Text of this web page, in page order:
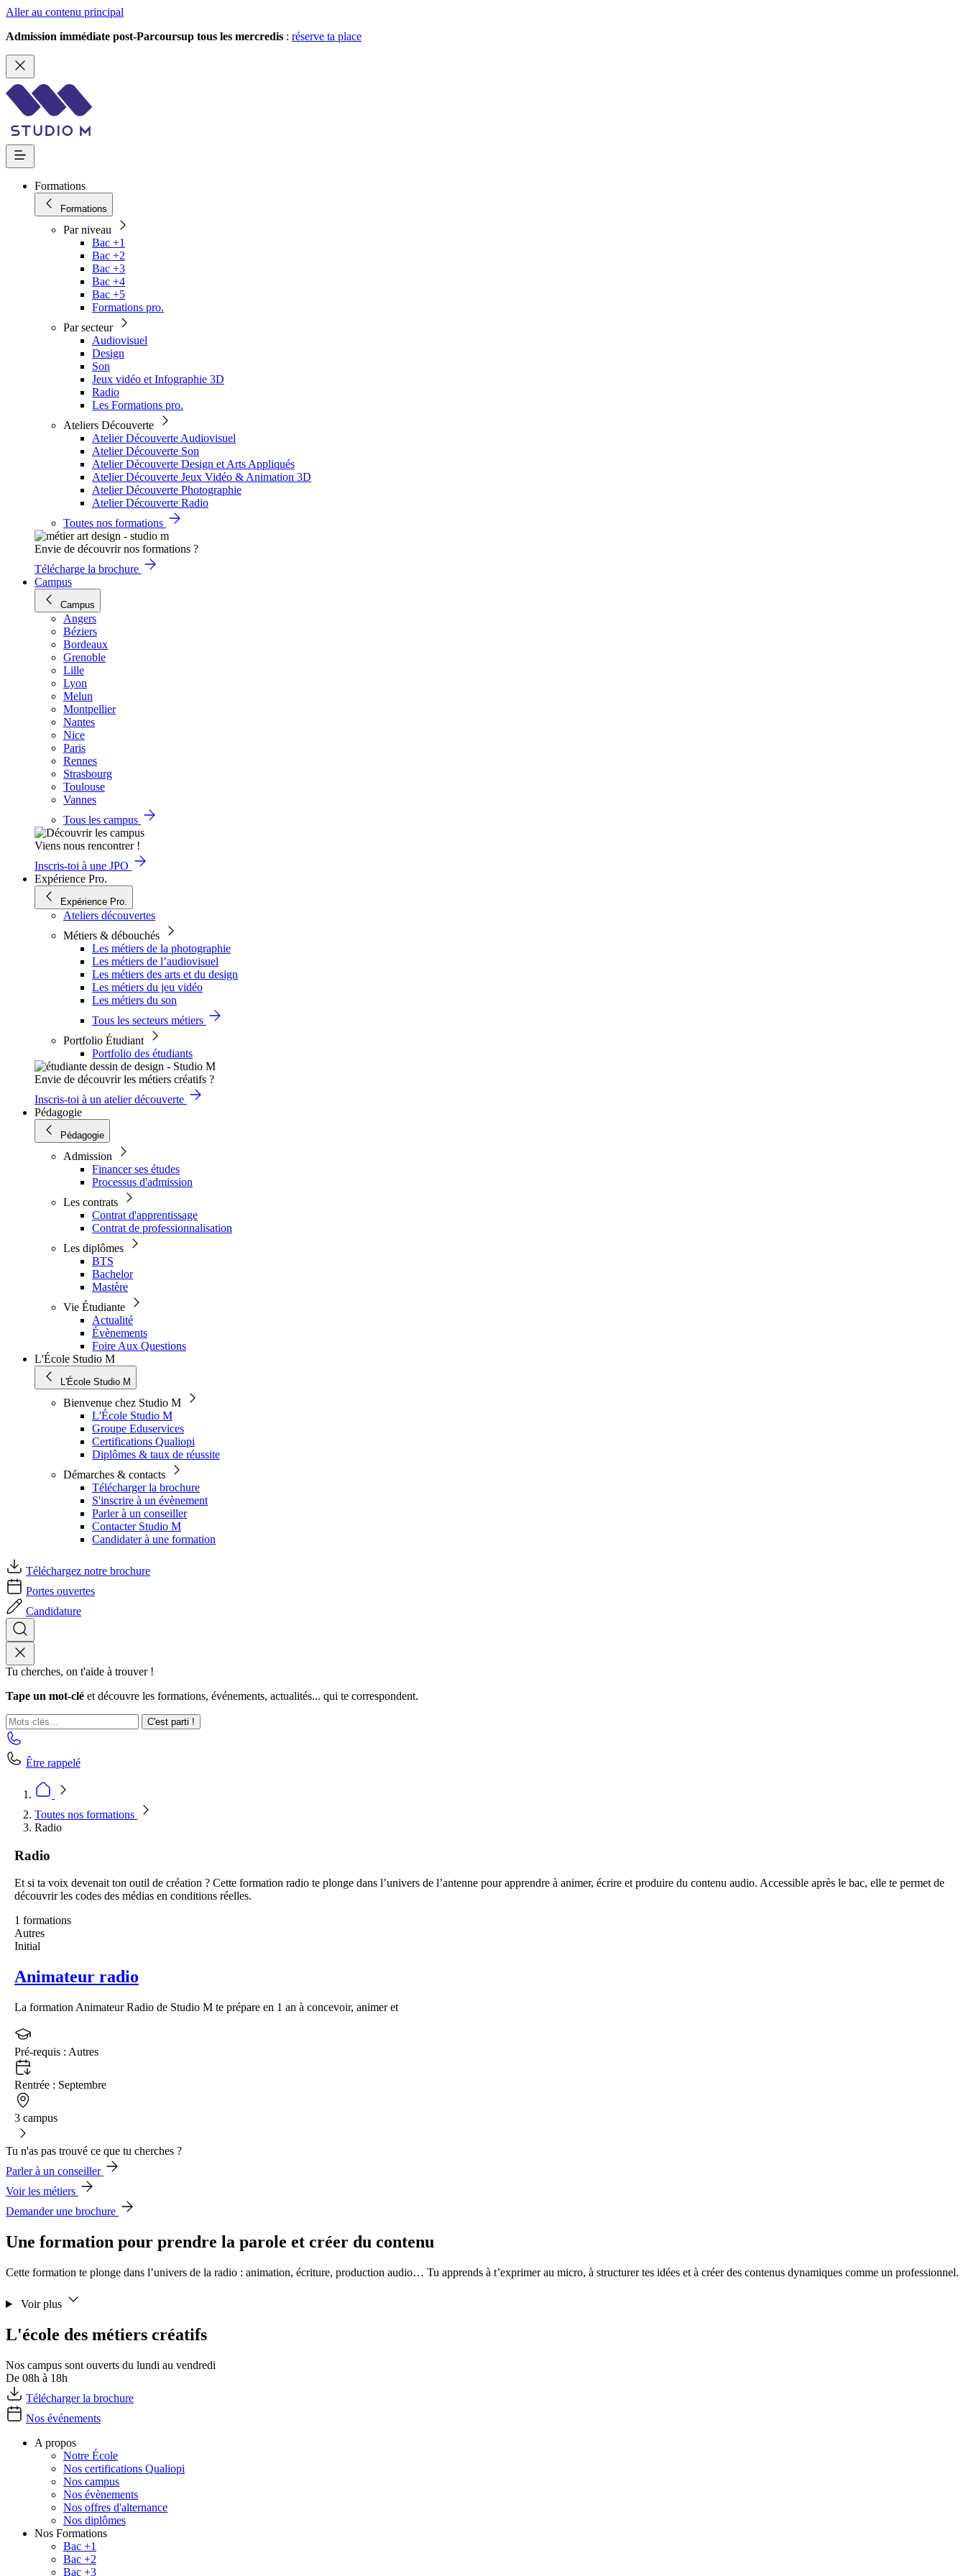
Aller au contenu principal
Admission immédiate post-Parcoursup tous les mercredis : réserve ta place
Formations
Formations
Par niveau
Bac +1
Bac +2
Bac +3
Bac +4
Bac +5
Formations pro.
Par secteur
Audiovisuel
Design
Son
Jeux vidéo et Infographie 3D
Radio
Les Formations pro.
Ateliers Découverte
Atelier Découverte Audiovisuel
Atelier Découverte Son
Atelier Découverte Design et Arts Appliqués
Atelier Découverte Jeux Vidéo & Animation 3D
Atelier Découverte Photographie
Atelier Découverte Radio
Toutes nos formations
Envie de découvrir nos formations ?
Télécharge la brochure
Campus
Campus
Angers
Béziers
Bordeaux
Grenoble
Lille
Lyon
Melun
Montpellier
Nantes
Nice
Paris
Rennes
Strasbourg
Toulouse
Vannes
Tous les campus
Viens nous rencontrer !
Inscris-toi à une JPO
Expérience Pro.
Expérience Pro.
Ateliers découvertes
Métiers & débouchés
Les métiers de la photographie
Les métiers de l’audiovisuel
Les métiers des arts et du design
Les métiers du jeu vidéo
Les métiers du son
Tous les secteurs métiers
Portfolio Étudiant
Portfolio des étudiants
Envie de découvrir les métiers créatifs ?
Inscris-toi à un atelier découverte
Pédagogie
Pédagogie
Admission
Financer ses études
Processus d'admission
Les contrats
Contrat d'apprentissage
Contrat de professionnalisation
Les diplômes
BTS
Bachelor
Mastère
Vie Étudiante
Actualité
Évènements
Foire Aux Questions
L'École Studio M
L'École Studio M
Bienvenue chez Studio M
L'École Studio M
Groupe Eduservices
Certifications Qualiopi
Diplômes & taux de réussite
Démarches & contacts
Télécharger la brochure
S'inscrire à un évènement
Parler à un conseiller
Contacter Studio M
Candidater à une formation
Téléchargez notre brochure
Portes ouvertes
Candidature
Tu cherches, on t'aide à trouver !
Tape un mot-clé et découvre les formations, événements, actualités... qui te correspondent.
C'est parti !
Être rappelé
Toutes nos formations
Radio
Radio
Et si ta voix devenait ton outil de création ? Cette formation radio te plonge dans l’univers de l’antenne pour apprendre à animer, écrire et produire du contenu audio. Accessible après le bac, elle te permet de
découvrir les codes des médias en conditions réelles.
1 formations
Autres
Initial
Animateur radio
La formation Animateur Radio de Studio M te prépare en 1 an à concevoir, animer et
Pré-requis : Autres
Rentrée : Septembre
3 campus
Tu n'as pas trouvé ce que tu cherches ?
Parler à un conseiller
Voir les métiers
Demander une brochure
Une formation pour prendre la parole et créer du contenu
Cette formation te plonge dans l’univers de la radio : animation, écriture, production audio… Tu apprends à t’exprimer au micro, à structurer tes idées et à créer des contenus dynamiques comme un professionnel.
Voir plus
L'école des métiers créatifs
Nos campus sont ouverts du lundi au vendredi
De 08h à 18h
Télécharger la brochure
Nos événements
A propos
Notre École
Nos certifications Qualiopi
Nos campus
Nos évènements
Nos offres d'alternance
Nos diplômes
Nos Formations
Bac +1
Bac +2
Bac +3